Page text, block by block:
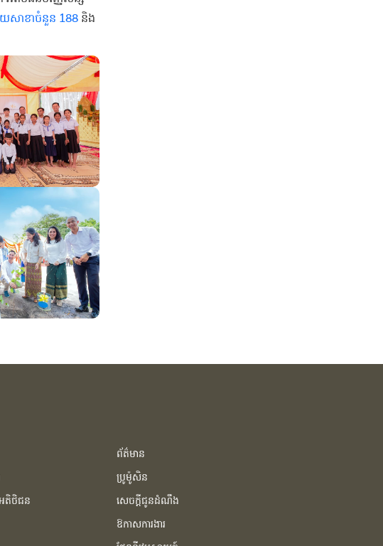
សាខា​ចំនួន​ 188 ​និង​
តិថិជន
ព័ត៌មាន
ប្រូម៉ូសិន
សេចក្ដីជូនដំណឹង
ឱកាសការងារ